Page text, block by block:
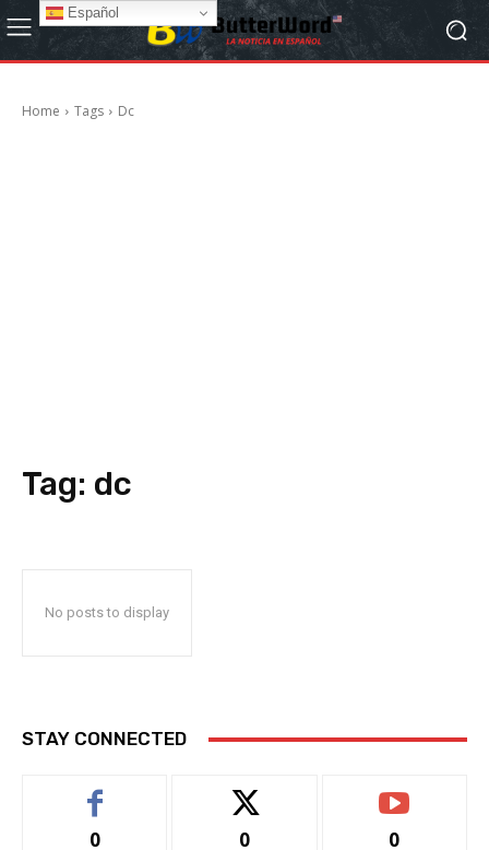
Home Tags Dc
Tag: dc
No posts to display
STAY CONNECTED
0 0 0
Español